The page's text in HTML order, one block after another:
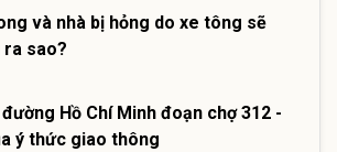
và nhà bị hỏng do xe tông sẽ
ra sao?
Hồ Chí Minh đoạn chợ 312 -
ý thức giao thông